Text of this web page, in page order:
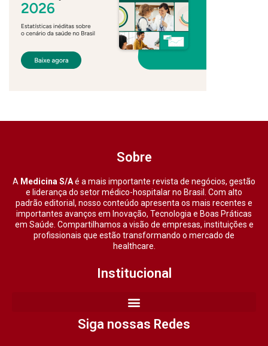
Sobre
A Medicina S/Aé a mais importante revista de negócios, gestão
e liderança do setor médico-hospitalar no Brasil. Com alto
padrão editorial, nosso conteúdo apresenta os mais recentes e
importantes avanços em Inovação, Tecnologia e Boas Práticas
em Saúde. Compartilhamos a visão de empresas, instituições e
profissionais que estão transformando o mercado de
healthcare.
Institucional
Siga nossas Redes